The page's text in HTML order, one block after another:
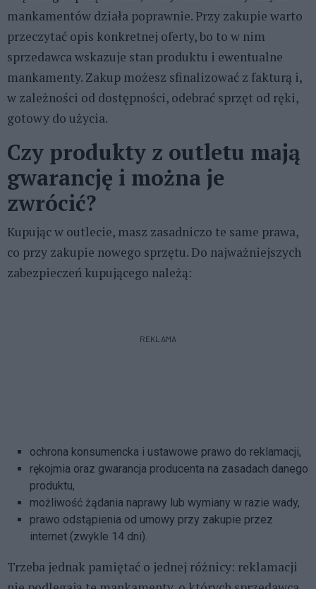
mankamentów działa poprawnie. Przy zakupie warto
przeczytać opis konkretnej oferty, bo to w nim
sprzedawca wskazuje stan produktu i ewentualne
mankamenty. Zakup możesz sfinalizować z fakturą i,
w zależności od dostępności, odebrać sprzęt od ręki,
gotowy do użycia.
Czy produkty z outletu mają
gwarancję i można je
zwrócić?
Kupując w outlecie, masz zasadniczo te same prawa,
co przy zakupie nowego sprzętu. Do najważniejszych
zabezpieczeń kupującego należą:
REKLAMA
ochrona konsumencka i ustawowe prawo do reklamacji,
rękojmia oraz gwarancja producenta na zasadach danego
produktu,
możliwość żądania naprawy lub wymiany w razie wady,
prawo odstąpienia od umowy przy zakupie przez
internet (zwykle 14 dni).
Trzeba jednak pamiętać o jednej różnicy: reklamacji